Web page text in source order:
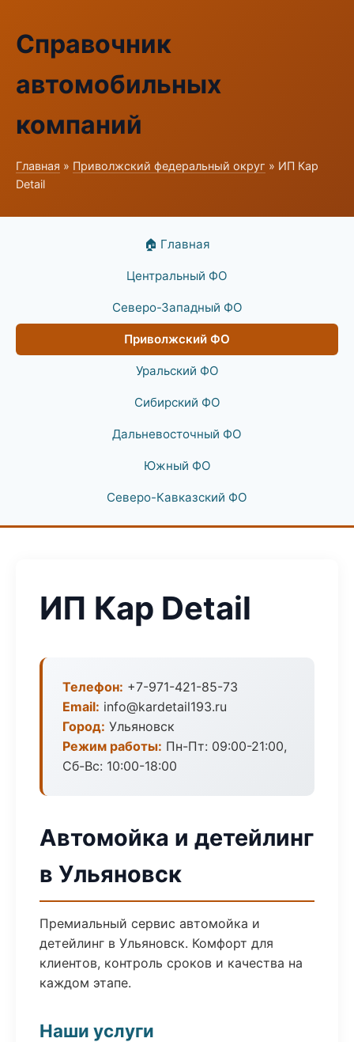
Справочник
автомобильных
компаний
Главная » Приволжский федеральный округ » ИП Кар
Detail
🏠 Главная
Центральный ФО
Северо-Западный ФО
Приволжский ФО
Уральский ФО
Сибирский ФО
Дальневосточный ФО
Южный ФО
Северо-Кавказский ФО
ИП Кар Detail
Телефон: +7-971-421-85-73
Email: info@kardetail193.ru
Город: Ульяновск
Режим работы: Пн-Пт: 09:00-21:00,
Сб-Вс: 10:00-18:00
Автомойка и детейлинг
в Ульяновск
Премиальный сервис автомойка и
детейлинг в Ульяновск. Комфорт для
клиентов, контроль сроков и качества на
каждом этапе.
Наши услуги